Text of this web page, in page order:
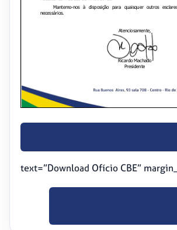
text=”Download Ofício CBE”